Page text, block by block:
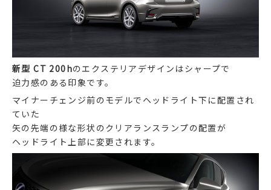
新型 CT 200hのエクステリアデザインはシャープで
迫力感のある印象です。
マイナーチェンジ前のモデルでヘッドライト下に配置され
ていた
矢の先端の様な形状のクリアランスランプの配置が
ヘッドライト上部に変更されます。